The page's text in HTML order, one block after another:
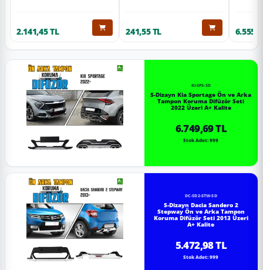
2.141,45 TL 241,55 TL
KI-SP5-SD
S-Dizayn Kia Sportage Ön ve Arka
Tampon Koruma Difüzör Seti
2022 Üzeri A+ Kalite
6.749,69 TL
Stok Adet: 999
DC-SD2-STW-SD
S-Dizayn Dacia Sandero 2
Stepway Ön ve Arka Tampon
Koruma Difüzör Seti 2013 Üzeri
A+ Kalite
5.472,98 TL
Stok Adet: 999